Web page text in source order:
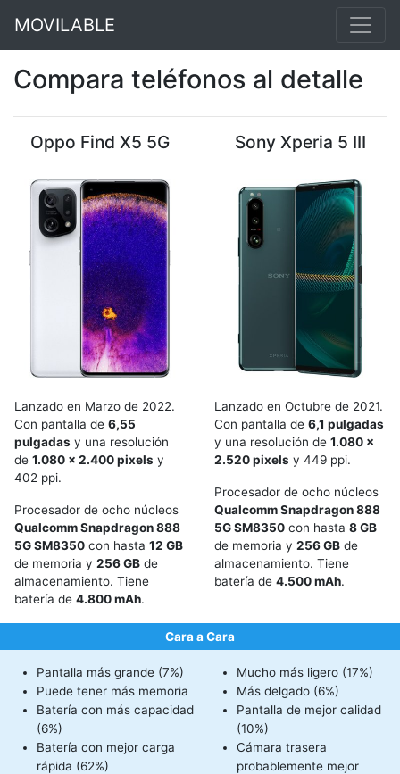
MOVILABLE
Compara teléfonos al detalle
Oppo Find X5 5G Sony Xperia 5 III
Lanzado en Marzo de 2022.
Con pantalla de 6,55
pulgadas y una resolución
de 1.080 x 2.400 pixels y
402 ppi.
Procesador de ocho núcleos
Qualcomm Snapdragon 888
5G SM8350 con hasta 12 GB
de memoria y 256 GB de
almacenamiento. Tiene
batería de 4.800 mAh.
Lanzado en Octubre de 2021.
Con pantalla de 6,1 pulgadas
y una resolución de 1.080 x
2.520 pixels y 449 ppi.
Procesador de ocho núcleos
Qualcomm Snapdragon 888
5G SM8350 con hasta 8 GB
de memoria y 256 GB de
almacenamiento. Tiene
batería de 4.500 mAh.
Cara a Cara
Pantalla más grande (7%)
Puede tener más memoria
Batería con más capacidad
(6%)
Batería con mejor carga
rápida (62%)
Mucho más ligero (17%)
Más delgado (6%)
Pantalla de mejor calidad
(10%)
Cámara trasera
probablemente mejor